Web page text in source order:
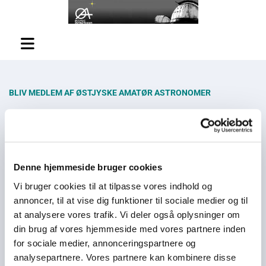
Denne hjemmeside bruger cookies
Vi bruger cookies til at tilpasse vores indhold og
annoncer, til at vise dig funktioner til sociale medier og til
at analysere vores trafik. Vi deler også oplysninger om
din brug af vores hjemmeside med vores partnere inden
for sociale medier, annonceringspartnere og
analysepartnere. Vores partnere kan kombinere disse
BLIV MEDLEM AF ØSTJYSKE AMATØR ASTRONOMER
Adgang til klubbens teleskop
Medlemskab koster for tiden 300 kroner om året.
Personer under 15 år kan ifølge en voksen deltage gratis